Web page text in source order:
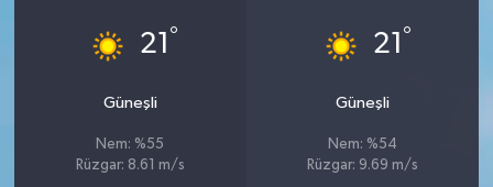
21 °
Güneşli
Nem: %55
Rüzgar: 8.61 m/s
21 °
Güneşli
Nem: %54
Rüzgar: 9.69 m/s